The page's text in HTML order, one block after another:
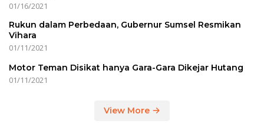
01/16/2021
Rukun dalam Perbedaan, Gubernur Sumsel Resmikan
Vihara
01/11/2021
Motor Teman Disikat hanya Gara-Gara Dikejar Hutang
01/11/2021
View More